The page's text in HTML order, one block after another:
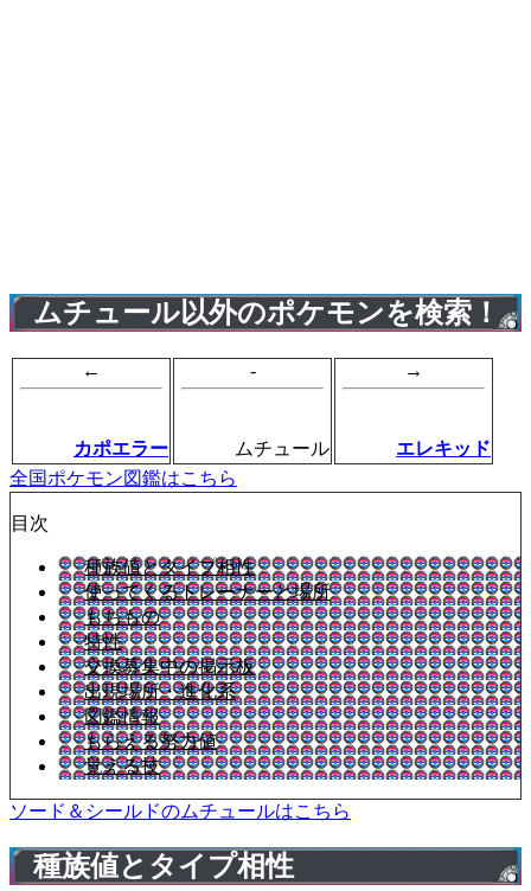
ムチュール以外のポケモンを検索！
←
カポエラー
-
ムチュール
→
エレキッド
全国ポケモン図鑑はこちら
目次
種族値とタイプ相性
使ってくるトレーナーと場所
もちもの
特性
交換募集中の掲示板
出現場所・進化系
図鑑情報
もらえる努力値
覚える技
ソード＆シールドのムチュールはこちら
種族値とタイプ相性